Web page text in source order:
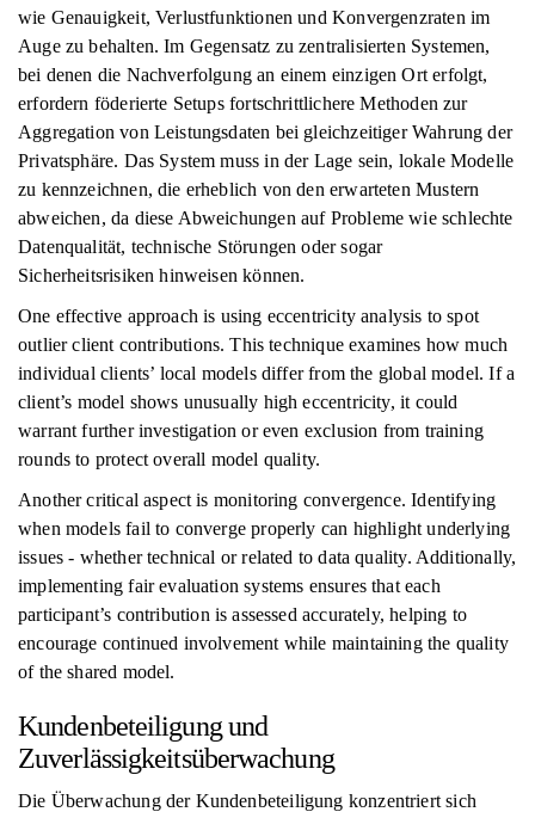
wie Genauigkeit, Verlustfunktionen und Konvergenzraten im
Auge zu behalten. Im Gegensatz zu zentralisierten Systemen,
bei denen die Nachverfolgung an einem einzigen Ort erfolgt,
erfordern föderierte Setups fortschrittlichere Methoden zur
Aggregation von Leistungsdaten bei gleichzeitiger Wahrung der
Privatsphäre. Das System muss in der Lage sein, lokale Modelle
zu kennzeichnen, die erheblich von den erwarteten Mustern
abweichen, da diese Abweichungen auf Probleme wie schlechte
Datenqualität, technische Störungen oder sogar
Sicherheitsrisiken hinweisen können.
One effective approach is using eccentricity analysis to spot
outlier client contributions. This technique examines how much
individual clients’ local models differ from the global model. If a
client’s model shows unusually high eccentricity, it could
warrant further investigation or even exclusion from training
rounds to protect overall model quality.
Another critical aspect is monitoring convergence. Identifying
when models fail to converge properly can highlight underlying
issues - whether technical or related to data quality. Additionally,
implementing fair evaluation systems ensures that each
participant’s contribution is assessed accurately, helping to
encourage continued involvement while maintaining the quality
of the shared model.
Kundenbeteiligung und
Zuverlässigkeitsüberwachung
Die Überwachung der Kundenbeteiligung konzentriert sich